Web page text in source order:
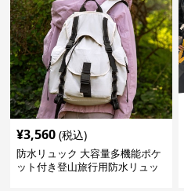
¥3,560 (税込)
防水リュック 大容量多機能ポケ
ット付き登山旅行用防水リュッ